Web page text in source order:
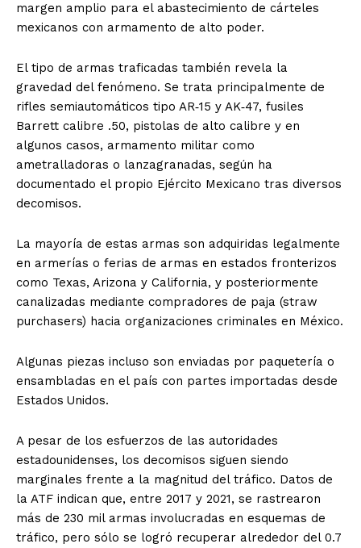
margen amplio para el abastecimiento de cárteles
mexicanos con armamento de alto poder.
El tipo de armas traficadas también revela la
gravedad del fenómeno. Se trata principalmente de
rifles semiautomáticos tipo AR‑15 y AK‑47, fusiles
Barrett calibre .50, pistolas de alto calibre y en
algunos casos, armamento militar como
ametralladoras o lanzagranadas, según ha
documentado el propio Ejército Mexicano tras diversos
decomisos.
La mayoría de estas armas son adquiridas legalmente
en armerías o ferias de armas en estados fronterizos
como Texas, Arizona y California, y posteriormente
canalizadas mediante compradores de paja (straw
purchasers) hacia organizaciones criminales en México.
Algunas piezas incluso son enviadas por paquetería o
ensambladas en el país con partes importadas desde
Estados Unidos.
A pesar de los esfuerzos de las autoridades
estadounidenses, los decomisos siguen siendo
marginales frente a la magnitud del tráfico. Datos de
la ATF indican que, entre 2017 y 2021, se rastrearon
más de 230 mil armas involucradas en esquemas de
tráfico, pero sólo se logró recuperar alrededor del 0.7